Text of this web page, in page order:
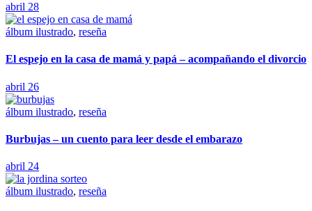
abril 28
álbum ilustrado, reseña
El espejo en la casa de mamá y papá – acompañando el divorcio
abril 26
álbum ilustrado, reseña
Burbujas – un cuento para leer desde el embarazo
abril 24
álbum ilustrado, reseña